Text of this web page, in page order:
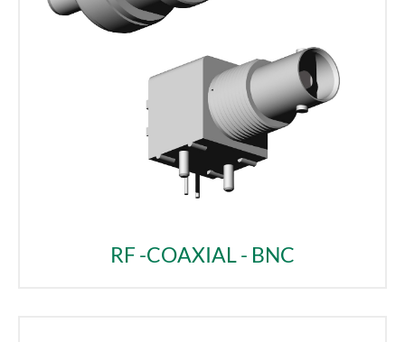
RF -COAXIAL - BNC